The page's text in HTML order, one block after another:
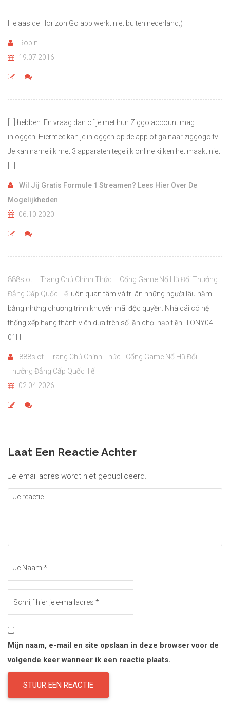
Helaas de Horizon Go app werkt niet buiten nederland;)
Robin
19.07.2016
[…] hebben. En vraag dan of je met hun Ziggo account mag
inloggen. Hiermee kan je inloggen op de app of ga naar ziggogo.tv.
Je kan namelijk met 3 apparaten tegelijk online kijken het maakt niet
Wil Jij Gratis Formule 1 Streamen? Lees Hier Over De
Mogelijkheden
06.10.2020
888slot – Trang Chủ Chính Thức – Cổng Game Nổ Hũ Đổi Thưởng
Đẳng Cấp Quốc Tế luôn quan tâm và tri ân những người lâu năm
bằng những chương trình khuyến mãi độc quyền. Nhà cái có hệ
thống xếp hạng thành viên dựa trên số lần chơi nạp tiền. TONY04-
01H
888slot - Trang Chủ Chính Thức - Cổng Game Nổ Hũ Đổi
Thưởng Đẳng Cấp Quốc Tế
02.04.2026
Laat Een Reactie Achter
Je email adres wordt niet gepubliceerd.
Mijn naam, e-mail en site opslaan in deze browser voor de
volgende keer wanneer ik een reactie plaats.